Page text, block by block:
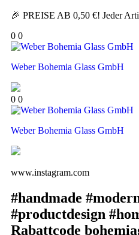
🎉 PREISE AB 0,50 €! Jeder
0 0
Weber Bohemia Glass GmbH
0 0
Weber Bohemia Glass GmbH
www.instagram.com
#handmade
#productdesign
Rabattcode